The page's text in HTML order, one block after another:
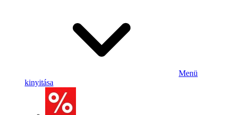
Menü
kinyitása